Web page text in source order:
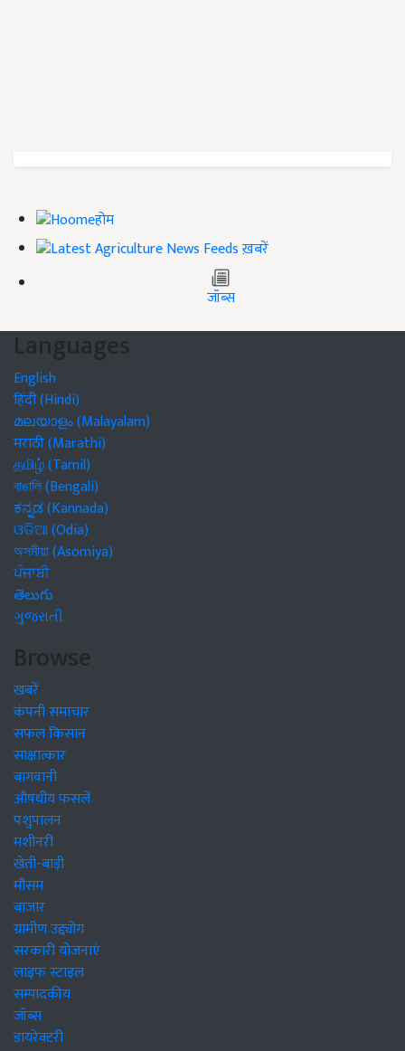
होम
ख़बरें
जॉब्स
Languages
English
हिंदी (Hindi)
മലയാളം (Malayalam)
मराठी (Marathi)
தமிழ் (Tamil)
বাঙালি (Bengali)
ಕನ್ನಡ (Kannada)
ଓଡିଆ (Odia)
অসমীয়া (Asomiya)
ਪੰਜਾਬੀ
తెలుగు
ગુજરાતી
Browse
खबरें
कंपनी समाचार
सफल किसान
साक्षात्कार
बागवानी
औषधीय फसलें
पशुपालन
मशीनरी
खेती-बाड़ी
मौसम
बाजार
ग्रामीण उद्द्योग
सरकारी योजनाएं
लाइफ स्टाइल
सम्पादकीय
जॉब्स
डायरेक्टरी